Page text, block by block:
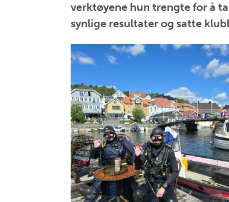
verktøyene hun trengte for å
synlige resultater og satte